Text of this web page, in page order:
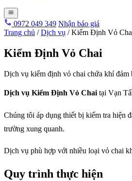
0972 049 349 Nhận báo giá
Trang chủ / Dịch vụ / Kiểm Định Vỏ
Kiểm Định Vỏ Chai
Dịch vụ kiểm định vỏ chai chứa khí đảm
Dịch vụ Kiểm Định Vỏ Chai tại Vạn
Chúng tôi áp dụng thiết bị kiểm tra hiện
trường xung quanh.
Dịch vụ phù hợp với nhiều loại vỏ chai
Quy trình thực hiện